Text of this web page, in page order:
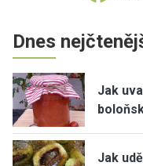
Dnes
Jak
Jak